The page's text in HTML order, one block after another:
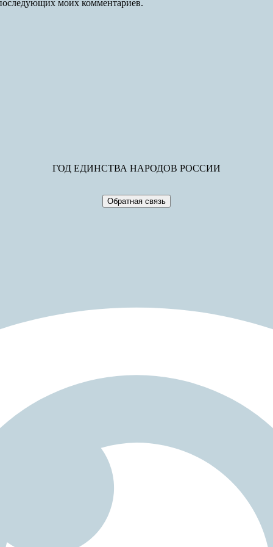
моих комментариев.
ГОД ЕДИНСТВА НАРОДОВ РОССИИ
Обратная связь